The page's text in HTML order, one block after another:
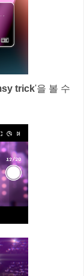
trick'을 볼 수